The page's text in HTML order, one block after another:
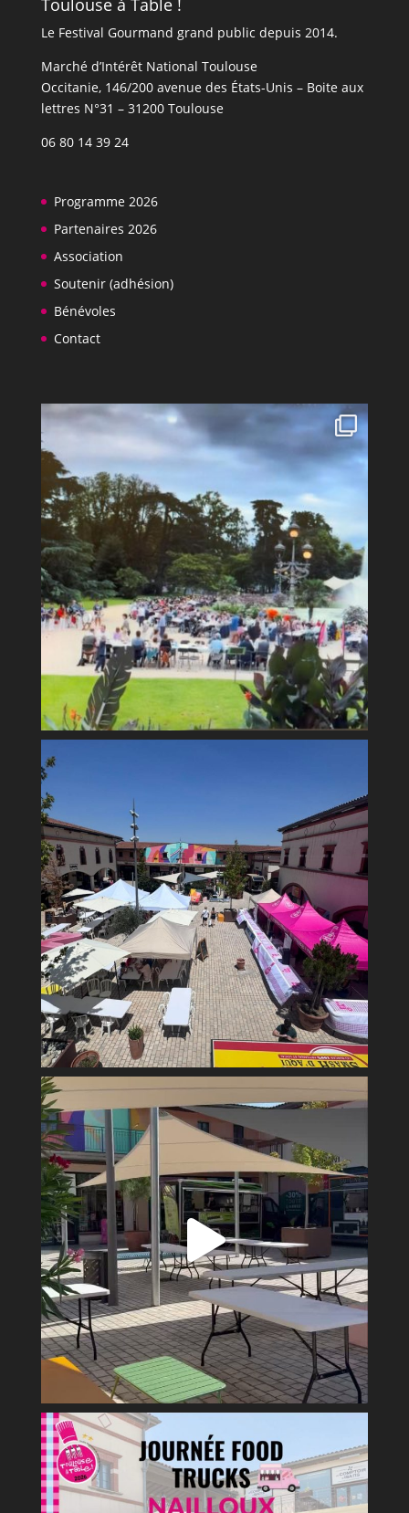
Toulouse à Table !
Le Festival Gourmand grand public depuis 2014.
Marché d’Intérêt National Toulouse
Occitanie, 146/200 avenue des États-Unis​​ – Boite aux
lettres N°31 – 31200 Toulouse
06 80 14 39 24
Programme 2026
Partenaires 2026
Association
Soutenir (adhésion)
Bénévoles
Contact